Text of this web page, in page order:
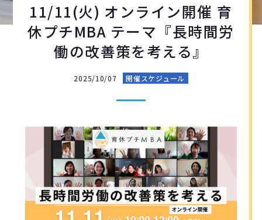
11/11(火) オンライン開催 育
休プチMBA テーマ『長時間労
働の改善策を考える』
2025/10/07 開催スケジュール